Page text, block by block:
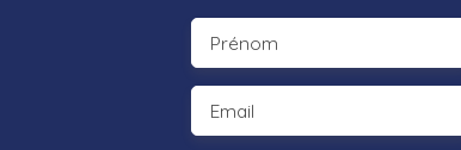
Prénom
Email